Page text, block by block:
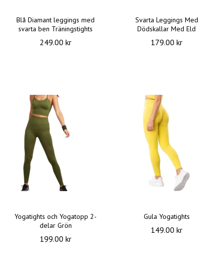
Blå Diamant leggings med
svarta ben Träningstights
249.00 kr
Svarta Leggings Med
Dödskallar Med Eld
179.00 kr
Yogatights och Yogatopp 2-
delar Grön
199.00 kr
Gula Yogatights
149.00 kr